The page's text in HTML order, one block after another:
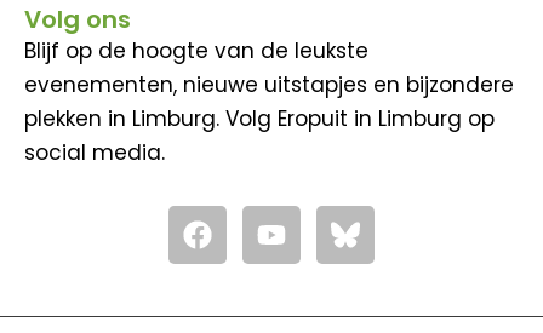
Volg ons
Blijf op de hoogte van de leukste
evenementen, nieuwe uitstapjes en bijzondere
plekken in Limburg. Volg Eropuit in Limburg op
social media.
F
a
c
Y
o
u